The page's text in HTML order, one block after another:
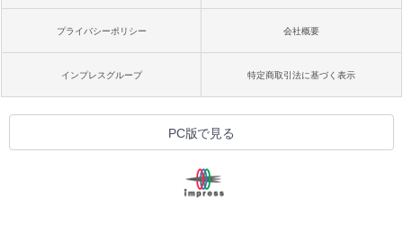
プライバシーポリシー 会社概要
インプレスグループ 特定商取引法に基づく表示
PC版で見る